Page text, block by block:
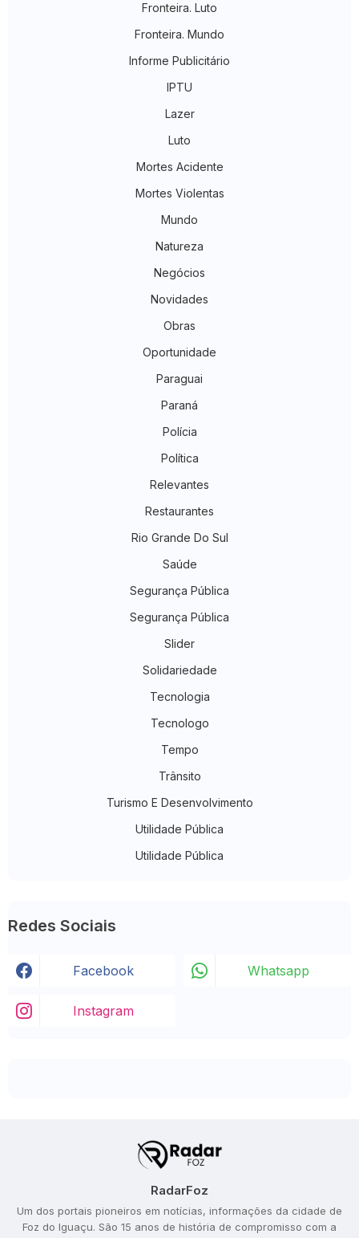
Fronteira. Luto
Fronteira. Mundo
Informe Publicitário
IPTU
Lazer
Luto
Mortes Acidente
Mortes Violentas
Mundo
Natureza
Negócios
Novidades
Obras
Oportunidade
Paraguai
Paraná
Polícia
Política
Relevantes
Restaurantes
Rio Grande Do Sul
Saúde
Segurança Pública
Segurança Pública
Slider
Solidariedade
Tecnologia
Tecnologo
Tempo
Trânsito
Turismo E Desenvolvimento
Utilidade Pública
Utilidade Pública
Redes Sociais
Facebook Whatsapp
Instagram
RadarFoz
Um dos portais pioneiros em notícias, informações da cidade de
Foz do Iguaçu. São 15 anos de história de compromisso com a